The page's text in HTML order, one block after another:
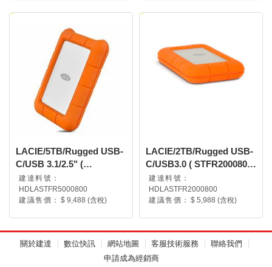
LACIE/5TB/Rugged USB-
C/USB 3.1/2.5" (
STFR5000800 )
建達料號：
HDLASTFR5000800
建議售價： $ 9,488 (含稅)
LACIE/2TB/Rugged USB-
C/USB3.0 ( STFR2000800
建達料號：
HDLASTFR2000800
建議售價： $ 5,988 (含稅)
關於建達 數位快訊 網站地圖 客服技術服務
聯絡我們
申請成為經銷商